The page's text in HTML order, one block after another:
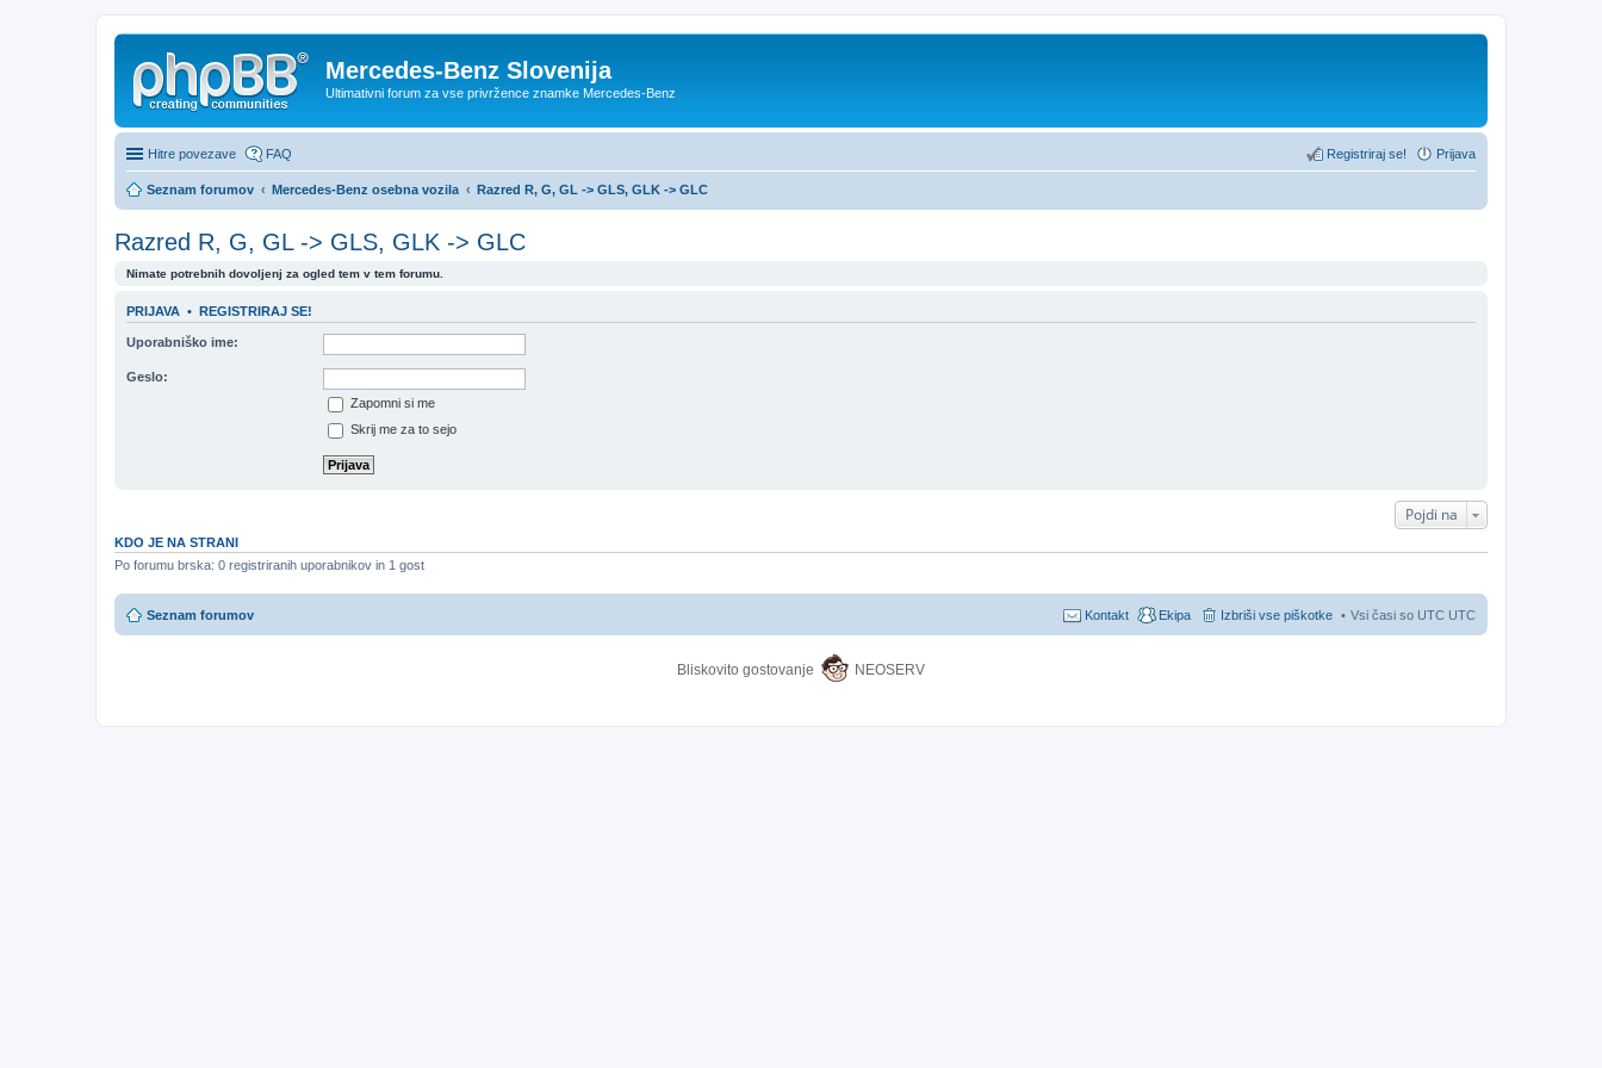
Mercedes-Benz Slovenija
Ultimativni forum za vse privržence znamke Mercedes-Benz
Hitre povezave FAQ Prijava
Registriraj se!
Seznam forumov Mercedes-Benz osebna vozila Razred R, G, GL -> GLS, GLK -> GLC
Razred R, G, GL -> GLS, GLK -> GLC
Nimate potrebnih dovoljenj za ogled tem v tem forumu.
PRIJAVA • REGISTRIRAJ SE!
Uporabniško ime:
Geslo:
Zapomni si me
Skrij me za to sejo
Pojdi na
KDO JE NA STRANI
Po forumu brska: 0 registriranih uporabnikov in 1 gost
Seznam forumov Vsi časi so UTC UTC
Izbriši vse piškotke
Ekipa
Kontakt
Bliskovito gostovanje NEOSERV